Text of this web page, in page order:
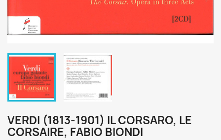
VERDI (1813-1901) IL CORSARO, LE
CORSAIRE, FABIO BIONDI